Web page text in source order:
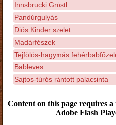
Innsbrucki Gröstl
Pandúrgulyás
Diós Kinder szelet
Madárfészek
Tejfölös-hagymás
Bableves
Sajtos-túrós rántott palacsinta
Content on this page requires a
Adobe Flash